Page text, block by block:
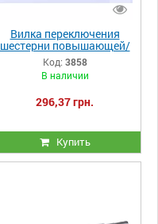
Вилка переключения
шестерни повышающей/
понижающей передачи -
КПП/6
Код: 3858
В наличии
296,37 грн.
Купить